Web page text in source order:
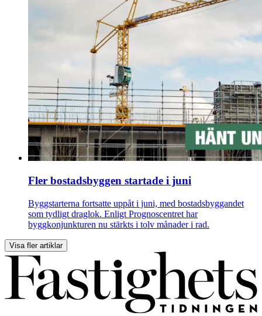
Fler bostadsbyggen startade i juni
Byggstarterna fortsatte uppåt i juni, med bostadsbyggandet
som tydligt draglok. Enligt Prognoscentret har
byggkonjunkturen nu stärkts i tolv månader i rad.
Visa fler artiklar